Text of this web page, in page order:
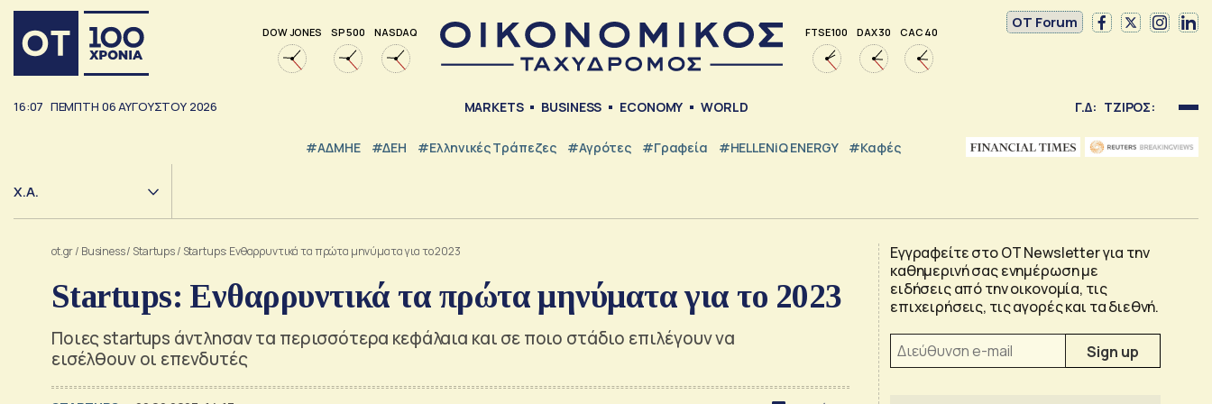
DOW JONES SP 500 NASDAQ FTSE 100 DAX 30 CAC 40
OT Forum
16:07 ΠΕΜΠΤΗ 06ΑΥΓΟΥΣΤΟΥ 2026 MARKETS BUSINESS ECONOMY WORLD Γ.Δ: ΤΖΙΡΟΣ:
#ΑΔΜΗΕ #ΔΕΗ #ελληνικές Τράπεζες #Αγρότες #Γραφεία #HELLENiQ ENERGY #καφές
Χ.Α.
ot.gr/ Business/ Startups/ Startups: Ενθαρρυντικά τα πρώτα μηνύματα για το 2023
Startups: Ενθαρρυντικά τα πρώτα μηνύματα για το 2023
Ποιες startups άντλησαν τα περισσότερα κεφάλαια και σε ποιο στάδιο επιλέγουν να
εισέλθουν οι επενδυτές
Εγγραφείτε στο OT Newsletter για την
καθημερινή σας ενημέρωση με
ειδήσεις από την οικονομία, τις
επιχειρήσεις, τις αγορές και τα διεθνή.